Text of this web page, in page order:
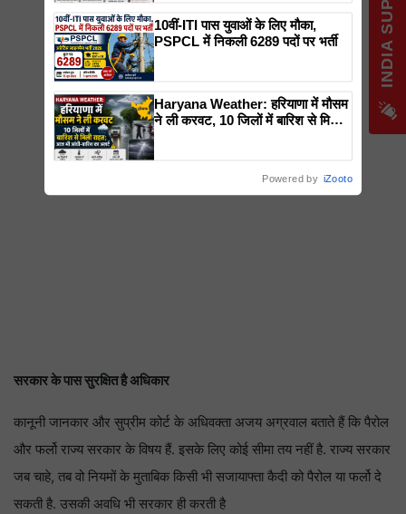
सरकार के पास सुरक्षित है अधिकार
कानूनी जानकार और सुप्रीम कोर्ट के अधिवक्ता अजय अग्रवाल बताते हैं कि पैरोल
और फर्लो राज्य सरकार के विषय हैं. इसके लिए कोई सीमा तय नहीं है. राज्य सरकार
जब चाहे, तब वो नियमों के मुताबिक किसी भी सजायाफ्ता कैदी को पैरोल या फर्लो दे
सकती है. उसकी अवधि भी सरकार ही करती है
10वीं-ITI पास युवाओं के लिए मौका,
PSPCL में निकली 6289 पदों पर भर्ती
Haryana Weather: हरियाणा में मौसम
ने ली करवट, 10 जिलों में बारिश से मिली
Powered by iZooto